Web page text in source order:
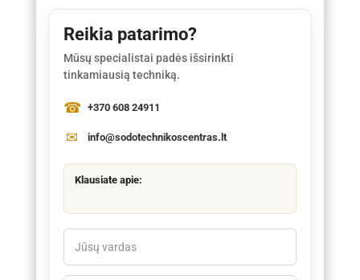
Reikia patarimo?
Mūsų specialistai padės išsirinkti
tinkamiausią techniką.
+370 608 24911
info@sodotechnikoscentras.lt
Klausiate apie: